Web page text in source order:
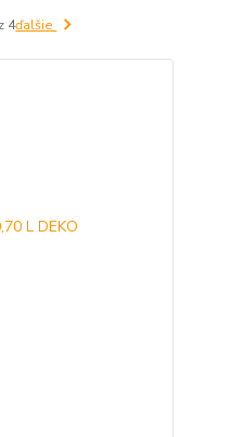
z 4ďalšie